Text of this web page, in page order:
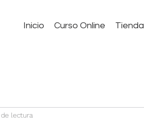
Inicio Curso Online Tienda
de lectura